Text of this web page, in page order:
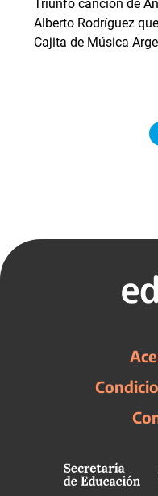
Triunfo canción de
Alberto Rodríguez
Cajita de Música